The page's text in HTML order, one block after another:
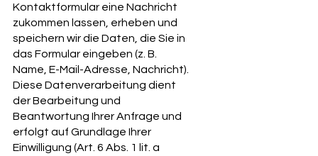
Kontaktformular eine Nachricht
zukommen lassen, erheben und
speichern wir die Daten, die Sie in
das Formular eingeben (z. B.
Name, E-Mail-Adresse, Nachricht).
Diese Datenverarbeitung dient
der Bearbeitung und
Beantwortung Ihrer Anfrage und
erfolgt auf Grundlage Ihrer
Einwilligung (Art. 6 Abs. 1 lit. a